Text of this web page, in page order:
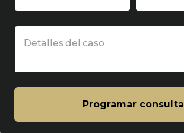
Detalles del caso
Programar consulta